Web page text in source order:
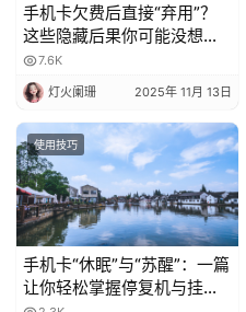
手机卡欠费后直接“弃用”？
这些隐藏后果你可能没想
到！
7.6K
灯火阑珊 2025年 11月 13日
使用技巧
手机卡“休眠”与“苏醒”：一篇
让你轻松掌握停复机与挂失